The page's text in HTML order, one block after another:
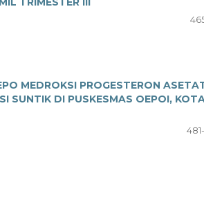
MEDROKSI PROGESTERON
SUNTIK DI PUSKESMAS OEPOI,